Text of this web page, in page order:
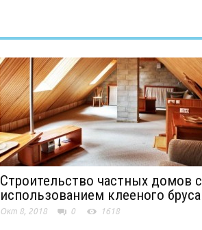
Строительство частных домов с
использованием клееного бруса
Окт 8, 2018 0 1618